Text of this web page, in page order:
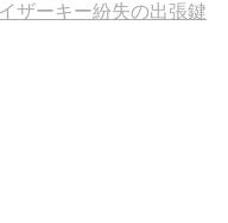
ザーキー紛失の出張鍵